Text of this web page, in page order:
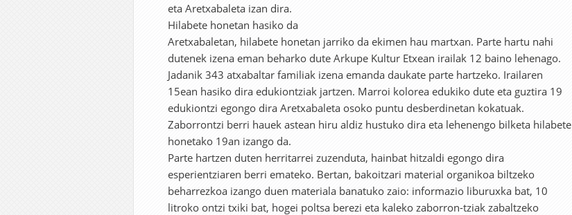
eta Aretxabaleta izan dira.
Hilabete honetan hasiko da
Aretxabaletan, hilabete honetan jarriko da ekimen hau martxan. Parte hartu nahi
dutenek izena eman beharko dute Arkupe Kultur Etxean irailak 12 baino lehenago.
Jadanik 343 atxabaltar familiak izena emanda daukate parte hartzeko. Irailaren
15ean hasiko dira edukiontziak jartzen. Marroi kolorea edukiko dute eta guztira 19
edukiontzi egongo dira Aretxabaleta osoko puntu desberdinetan kokatuak.
Zaborrontzi berri hauek astean hiru aldiz hustuko dira eta lehenengo bilketa hilabete
honetako 19an izango da.
Parte hartzen duten herritarrei zuzenduta, hainbat hitzaldi egongo dira
esperientziaren berri emateko. Bertan, bakoitzari material organikoa biltzeko
beharrezkoa izango duen materiala banatuko zaio: informazio liburuxka bat, 10
litroko ontzi txiki bat, hogei poltsa berezi eta kaleko zaborron-tziak zabaltzeko